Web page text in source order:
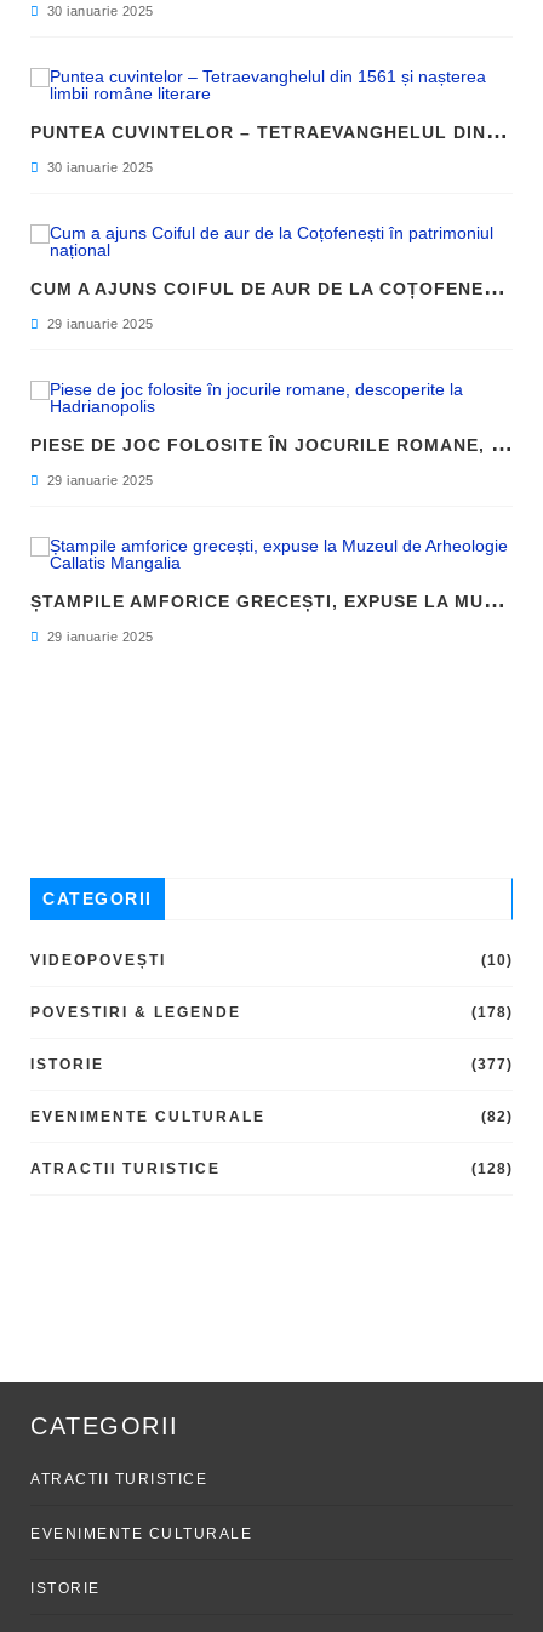
30 ianuarie 2025
P
UNTEA CUVINTELOR – TETRAEVANGHELUL DIN 1561 ȘI NAȘTEREA LIMBII ROMÂNE LITERARE
30 ianuarie 2025
C
UM A AJUNS COIFUL DE AUR DE LA COȚOFENEȘTI ÎN PATRIMONIUL NAȚIONAL
29 ianuarie 2025
P
IESE DE JOC FOLOSITE ÎN JOCURILE ROMANE, DESCOPERITE LA HADRIANOPOLIS
29 ianuarie 2025
Ș
TAMPILE AMFORICE GRECEȘTI, EXPUSE LA MUZEUL DE ARHEOLOGIE CALLATIS MANGALIA
29 ianuarie 2025
CATEGORII
VIDEOPOVEȘTI (10)
POVESTIRI & LEGENDE (178)
ISTORIE (377)
EVENIMENTE CULTURALE (82)
ATRACTII TURISTICE (128)
CATEGORII
ATRACTII TURISTICE
EVENIMENTE CULTURALE
ISTORIE